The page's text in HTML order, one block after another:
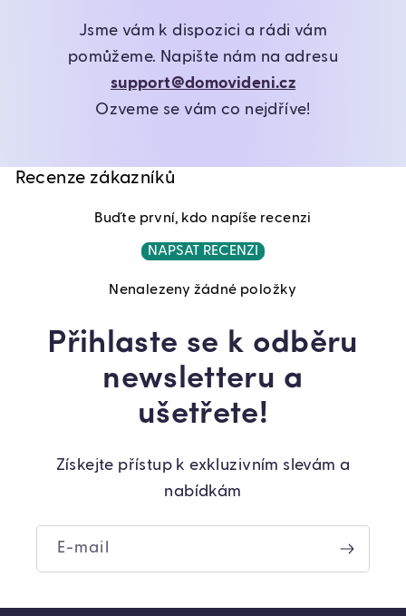
Jsme vám k dispozici a rádi vám
pomůžeme. Napište nám na adresu
support@domovideni.cz
Ozveme se vám co nejdříve!
Recenze zákazníků
Buďte první, kdo napíše recenzi
NAPSAT RECENZI
Nenalezeny žádné položky
Přihlaste se k odběru
newsletteru a
ušetřete!
Získejte přístup k exkluzivním slevám a
nabídkám
E-mail